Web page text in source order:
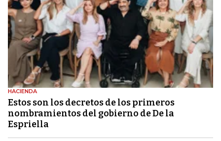
HACIENDA
Estos son los decretos de los primeros
nombramientos del gobierno de De la
Espriella